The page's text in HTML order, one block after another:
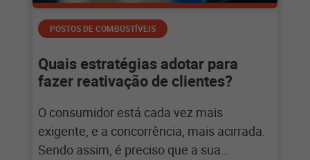
POSTOS DE COMBUSTÍVEIS
Quais estratégias adotar para
fazer reativação de clientes?
O consumidor está cada vez mais
exigente, e a concorrência, mais acirrada.
Sendo assim, é preciso que a sua